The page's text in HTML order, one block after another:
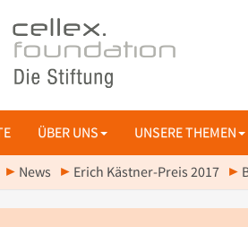
ÜBER UNS UNSERE THEMEN
News Erich Kästner-Preis 2017